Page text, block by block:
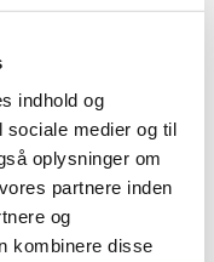
indhold og
sociale medier og til
oplysninger om
partnere inden
og
kombinere disse